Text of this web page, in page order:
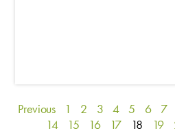
Previous 1 2 3 4 5 6 7
14
15 16 17 18 19